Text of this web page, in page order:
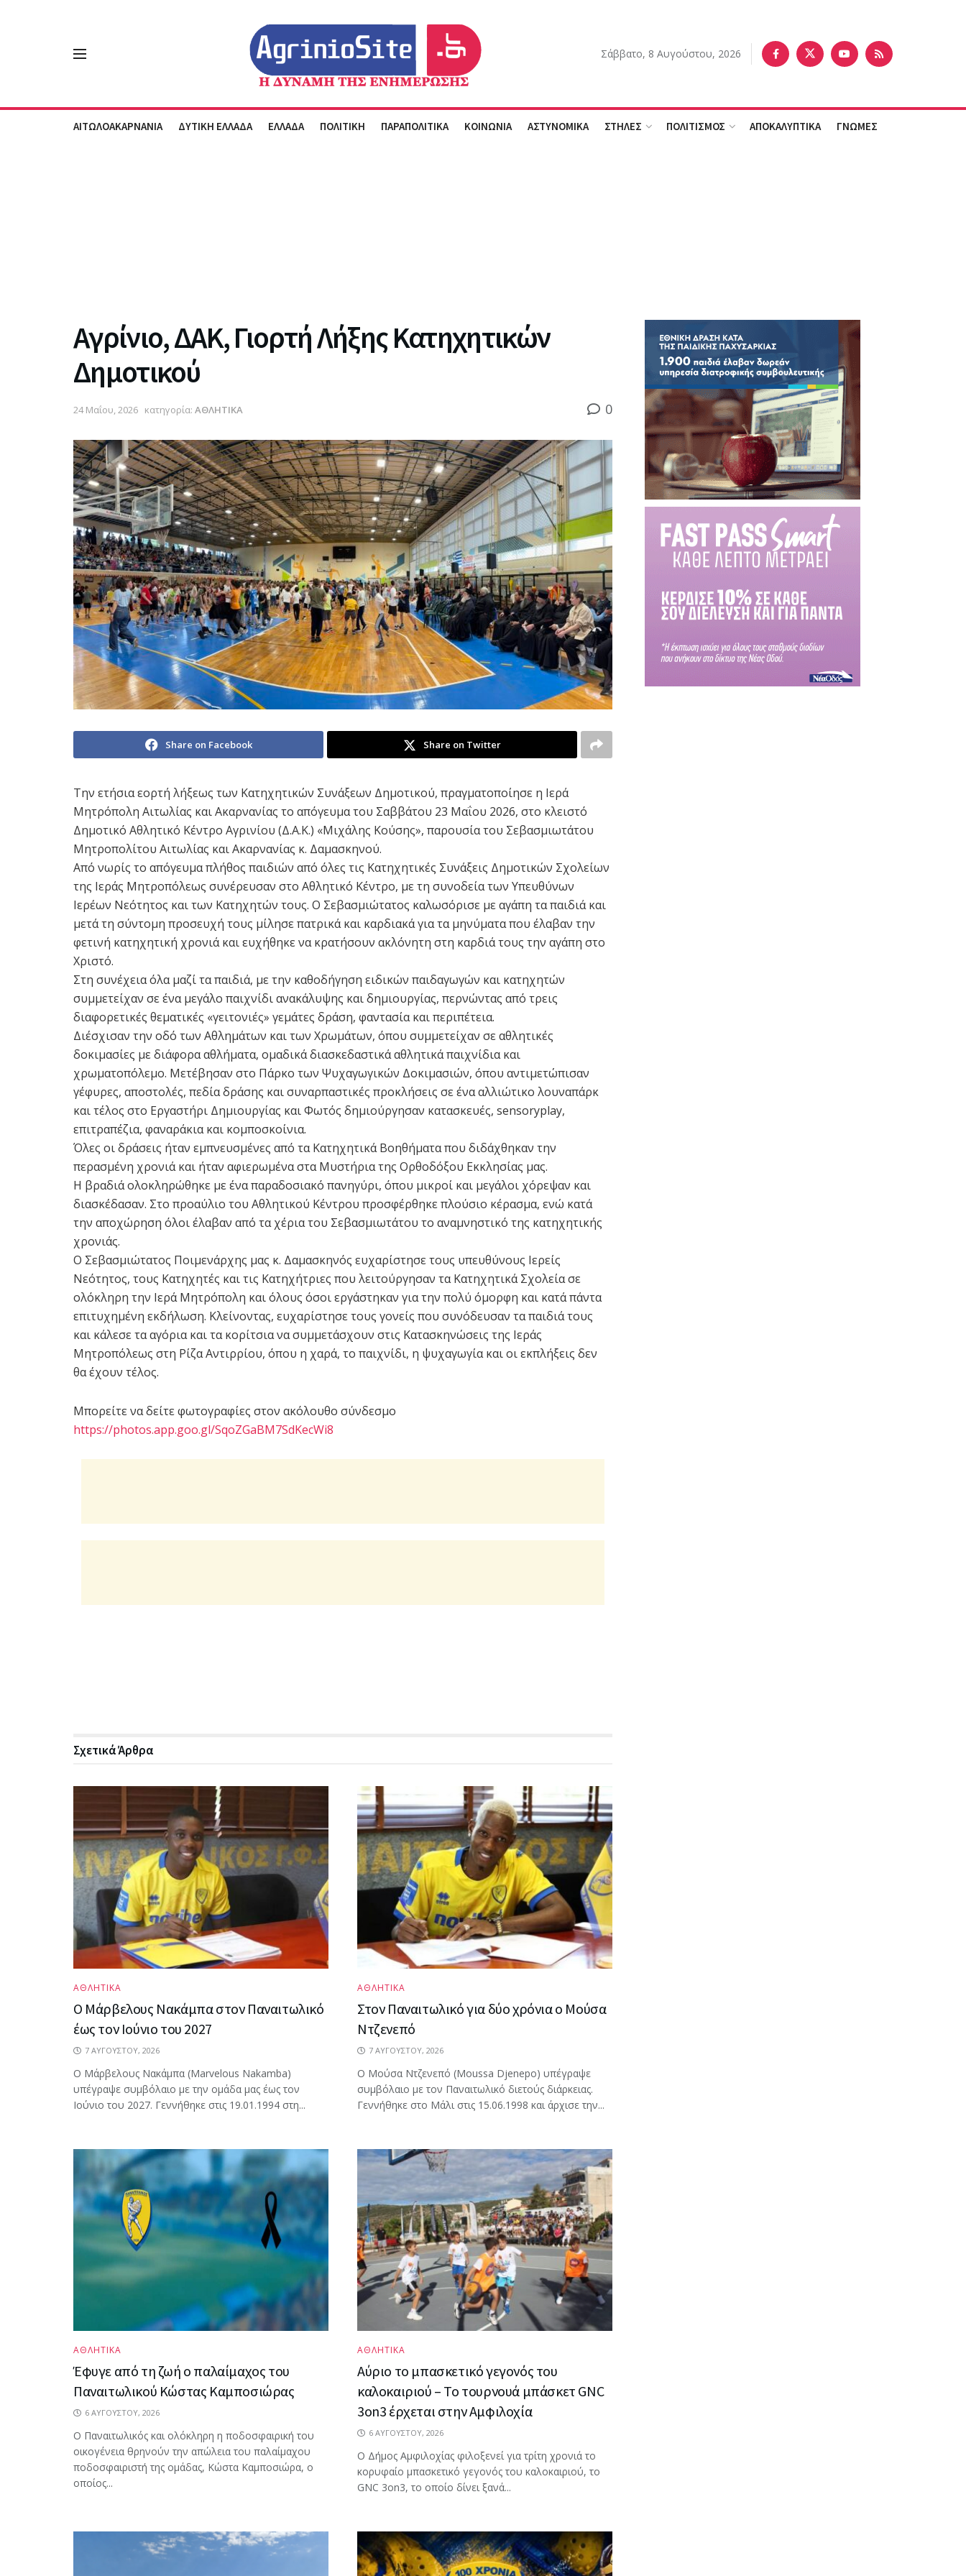
Σάββατο, 8 Αυγούστου, 2026
ΑΙΤΩΛΟΑΚΑΡΝΑΝΙΑ ΔΥΤΙΚΗ ΕΛΛΑΔΑ ΕΛΛΑΔΑ ΠΟΛΙΤΙΚΗ ΠΑΡΑΠΟΛΙΤΙΚΑ ΚΟΙΝΩΝΙΑ ΑΣΤΥΝΟΜΙΚΑ ΣΤΗΛΕΣ ΠΟΛΙΤΙΣΜΟΣ ΑΠΟΚΑΛΥΠΤΙΚΑ ΓΝΩΜΕΣ
Αγρίνιο, ΔΑΚ, Γιορτή Λήξης Κατηχητικών
Δημοτικού
24 Μαΐου, 2026 κατηγορία: ΑΘΛΗΤΙΚΑ 0
Share on Facebook Share on Twitter
Την ετήσια εορτή λήξεως των Κατηχητικών Συνάξεων Δημοτικού, πραγματοποίησε η Ιερά
Μητρόπολη Αιτωλίας και Ακαρνανίας το απόγευμα του Σαββάτου 23 Μαΐου 2026, στο κλειστό
Δημοτικό Αθλητικό Κέντρο Αγρινίου (Δ.Α.Κ.) «Μιχάλης Κούσης», παρουσία του Σεβασμιωτάτου
Μητροπολίτου Αιτωλίας και Ακαρνανίας κ. Δαμασκηνού.
Από νωρίς το απόγευμα πλήθος παιδιών από όλες τις Κατηχητικές Συνάξεις Δημοτικών Σχολείων
της Ιεράς Μητροπόλεως συνέρευσαν στο Αθλητικό Κέντρο, με τη συνοδεία των Υπευθύνων
Ιερέων Νεότητος και των Κατηχητών τους. Ο Σεβασμιώτατος καλωσόρισε με αγάπη τα παιδιά και
μετά τη σύντομη προσευχή τους μίλησε πατρικά και καρδιακά για τα μηνύματα που έλαβαν την
φετινή κατηχητική χρονιά και ευχήθηκε να κρατήσουν ακλόνητη στη καρδιά τους την αγάπη στο
Χριστό.
Στη συνέχεια όλα μαζί τα παιδιά, με την καθοδήγηση ειδικών παιδαγωγών και κατηχητών
συμμετείχαν σε ένα μεγάλο παιχνίδι ανακάλυψης και δημιουργίας, περνώντας από τρεις
διαφορετικές θεματικές «γειτονιές» γεμάτες δράση, φαντασία και περιπέτεια.
Διέσχισαν την οδό των Αθλημάτων και των Χρωμάτων, όπου συμμετείχαν σε αθλητικές
δοκιμασίες με διάφορα αθλήματα, ομαδικά διασκεδαστικά αθλητικά παιχνίδια και
χρωματοπόλεμο. Μετέβησαν στο Πάρκο των Ψυχαγωγικών Δοκιμασιών, όπου αντιμετώπισαν
γέφυρες, αποστολές, πεδία δράσης και συναρπαστικές προκλήσεις σε ένα αλλιώτικο λουναπάρκ
και τέλος στο Εργαστήρι Δημιουργίας και Φωτός δημιούργησαν κατασκευές, sensoryplay,
επιτραπέζια, φαναράκια και κομποσκοίνια.
Όλες οι δράσεις ήταν εμπνευσμένες από τα Κατηχητικά Βοηθήματα που διδάχθηκαν την
περασμένη χρονιά και ήταν αφιερωμένα στα Μυστήρια της Ορθοδόξου Εκκλησίας μας.
Η βραδιά ολοκληρώθηκε με ένα παραδοσιακό πανηγύρι, όπου μικροί και μεγάλοι χόρεψαν και
διασκέδασαν. Στο προαύλιο του Αθλητικού Κέντρου προσφέρθηκε πλούσιο κέρασμα, ενώ κατά
την αποχώρηση όλοι έλαβαν από τα χέρια του Σεβασμιωτάτου το αναμνηστικό της κατηχητικής
χρονιάς.
Ο Σεβασμιώτατος Ποιμενάρχης μας κ. Δαμασκηνός ευχαρίστησε τους υπευθύνους Ιερείς
Νεότητος, τους Κατηχητές και τις Κατηχήτριες που λειτούργησαν τα Κατηχητικά Σχολεία σε
ολόκληρη την Ιερά Μητρόπολη και όλους όσοι εργάστηκαν για την πολύ όμορφη και κατά πάντα
επιτυχημένη εκδήλωση. Κλείνοντας, ευχαρίστησε τους γονείς που συνόδευσαν τα παιδιά τους
και κάλεσε τα αγόρια και τα κορίτσια να συμμετάσχουν στις Κατασκηνώσεις της Ιεράς
Μητροπόλεως στη Ρίζα Αντιρρίου, όπου η χαρά, το παιχνίδι, η ψυχαγωγία και οι εκπλήξεις δεν
θα έχουν τέλος.
Μπορείτε να δείτε φωτογραφίες στον ακόλουθο σύνδεσμο
https://photos.app.goo.gl/SqoZGaBM7SdKecWi8
ΣχετικάΆρθρα
ΑΘΛΗΤΙΚΑ
Ο Μάρβελους Nακάμπα στον Παναιτωλικό
έως τον Ιούνιο του 2027
7 ΑΥΓΟΎΣΤΟΥ, 2026
Ο Μάρβελους Nακάμπα (Marvelous Nakamba)
υπέγραψε συμβόλαιο με την ομάδα μας έως τον
Ιούνιο του 2027. Γεννήθηκε στις 19.01.1994 στη...
ΑΘΛΗΤΙΚΑ
Στον Παναιτωλικό για δύο χρόνια ο Μούσα
Ντζενεπό
7 ΑΥΓΟΎΣΤΟΥ, 2026
Ο Μούσα Ντζενεπό (Moussa Djenepo) υπέγραψε
συμβόλαιο με τον Παναιτωλικό διετούς διάρκειας.
Γεννήθηκε στο Μάλι στις 15.06.1998 και άρχισε την...
ΑΘΛΗΤΙΚΑ
Έφυγε από τη ζωή ο παλαίμαχος του
Παναιτωλικού Κώστας Καμποσιώρας
6 ΑΥΓΟΎΣΤΟΥ, 2026
Ο Παναιτωλικός και ολόκληρη η ποδοσφαιρική του
οικογένεια θρηνούν την απώλεια του παλαίμαχου
ποδοσφαιριστή της ομάδας, Κώστα Καμποσιώρα, ο
οποίος...
ΑΘΛΗΤΙΚΑ
Αύριο το μπασκετικό γεγονός του
καλοκαιριού – Το τουρνουά μπάσκετ GNC
3on3 έρχεται στην Αμφιλοχία
6 ΑΥΓΟΎΣΤΟΥ, 2026
Ο Δήμος Αμφιλοχίας φιλοξενεί για τρίτη χρονιά το
κορυφαίο μπασκετικό γεγονός του καλοκαιριού, το
GNC 3on3, το οποίο δίνει ξανά...